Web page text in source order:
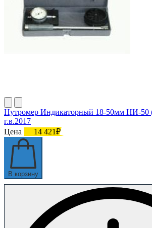
Нутромер Индикаторный 18-50мм НИ-
г.в.2017
Цена
14 421₽
В корзину